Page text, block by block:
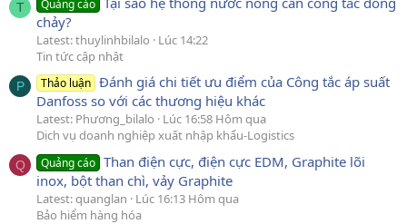
T Quảng cáo
chảy?
Latest: thuylinhbilalo
Lúc 14:22
Tin tức cập nhật
P Thảo luận Đánh giá chi tiết ưu điểm của Công tắc áp suất
Danfoss so với các thương hiệu khác
Latest: Phương_bilalo
Lúc 16:58 Hôm qua
Dịch vụ doanh nghiệp xuất nhập khẩu-Logistics
Q Quảng cáo Than điện cực, điện cực EDM, Graphite lõi
inox, bột than chì, vảy Graphite
Latest: quanglan
Lúc 16:13 Hôm qua
Bảo hiểm hàng hóa